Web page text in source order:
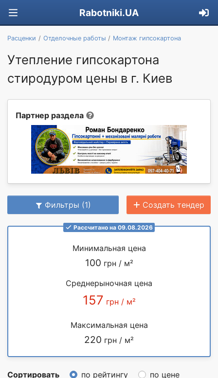
Rabotniki.UA
Расценки Отделочные работы Монтаж гипсокартона
Утепление гипсокартона
стиродуром цены в г. Киев
Партнер раздела
Фильтры (1) Создать тендер
Рассчитано на 09.08.2026
Минимальная цена
100 грн / м²
Среднерыночная цена
157 грн / м²
Максимальная цена
220 грн / м²
Сортировать по рейтингу
по цене